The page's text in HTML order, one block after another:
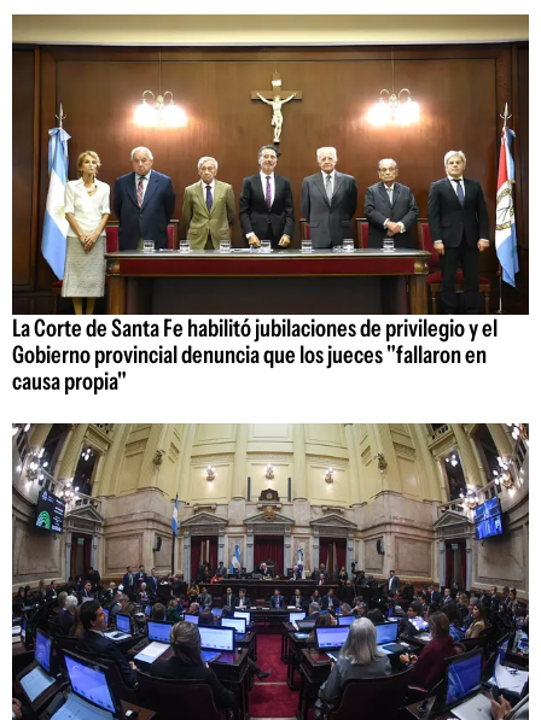
La Corte de Santa Fe habilitó jubilaciones de privilegio y el
Gobierno provincial denuncia que los jueces "fallaron en
causa propia"